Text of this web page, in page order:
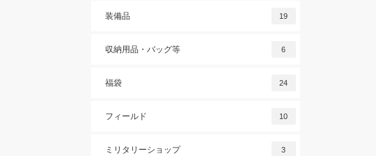
装備品 19
収納用品・バッグ等 6
福袋 24
フィールド 10
ミリタリーショップ 3